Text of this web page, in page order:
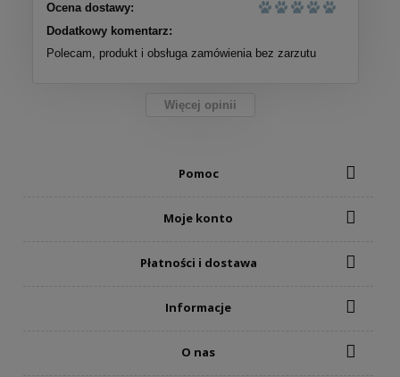
Ocena dostawy:
Dodatkowy komentarz:
Polecam, produkt i obsługa zamówienia bez zarzutu
Więcej opinii
Pomoc
Moje konto
Płatności i dostawa
Informacje
O nas